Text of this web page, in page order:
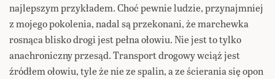
najlepszym przykładem. Choć pewnie ludzie, przynajmniej
z mojego pokolenia, nadal są przekonani, że marchewka
rosnąca blisko drogi jest pełna ołowiu. Nie jest to tylko
anachroniczny przesąd. Transport drogowy wciąż jest
źródłem ołowiu, tyle że nie ze spalin, a ze ścierania się opon